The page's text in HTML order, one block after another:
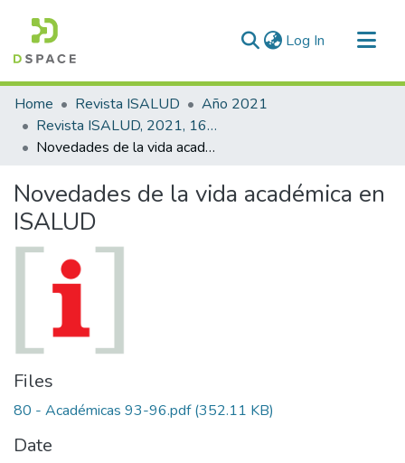
Log In (current)
Communities & Collections
All of DSpace
Statistics
Home Revista ISALUD
Año 2021
Revista ISALUD, 2021, 16(80)
Novedades de la vida académica en ISALUD
Novedades de la vida académica en
ISALUD
Files
80 - Académicas 93-96.pdf(352.11 KB)
Date